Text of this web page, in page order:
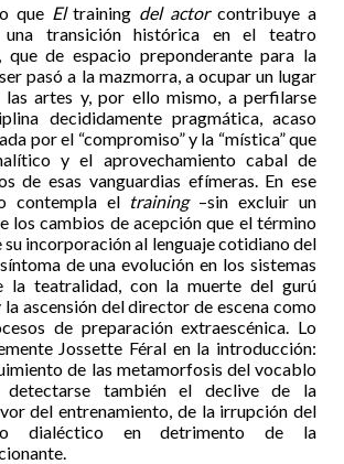
que Eltraining del actorcontribuye a
una transición histórica en el teatro
que de espacio preponderante para la
pasó a la mazmorra, a ocupar un lugar
artes y, por ello mismo, a perfilarse
decididamente pragmática, acaso
por el “compromiso” y la “mística” que
y el aprovechamiento cabal de
de esas vanguardias efímeras. En ese
contempla el training–sin excluir un
los cambios de acepción que el término
su incorporación al lenguaje cotidiano del
de una evolución en los sistemas
la teatralidad, con la muerte del gurú
ascensión del director de escena como
de preparación extraescénica. Lo
Jossette Féral en la introducción:
de las metamorfosis del vocablo
también el declive de la
del entrenamiento, de la irrupción del
dialéctico en detrimento de la